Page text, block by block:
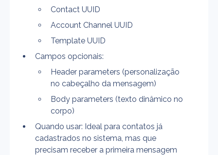
Contact UUID
Account Channel UUID
Template UUID
Campos opcionais:
Header parameters (personalização
no cabeçalho da mensagem)
Body parameters (texto dinâmico no
corpo)
Quando usar: Ideal para contatos já
cadastrados no sistema, mas que
precisam receber a primeira mensagem